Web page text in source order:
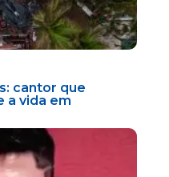
cantor que
a vida em